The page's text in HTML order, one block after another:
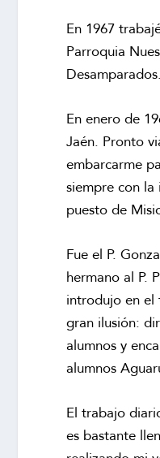
En 1967
Parroquia
Desamparados.
En enero de
Jaén. Pronto
embarcarme
siempre con
puesto de
Fue el P.
hermano al P.
introdujo en
gran ilusión:
alumnos y
alumnos
El trabajo
es bastante